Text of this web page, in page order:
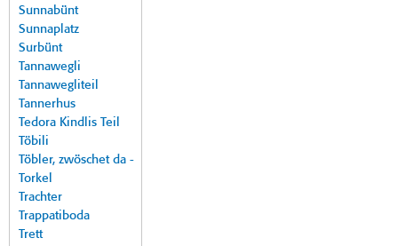
Sunnabünt
Sunnaplatz
Surbünt
Tannawegli
Tannawegliteil
Tannerhus
Tedora Kindlis Teil
Töbili
Töbler, zwöschet da -
Torkel
Trachter
Trappatiboda
Trett